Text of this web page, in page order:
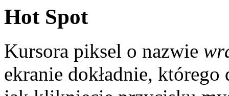
Hot Spot
Kursora piksel o nazwie
ekranie dokładnie,